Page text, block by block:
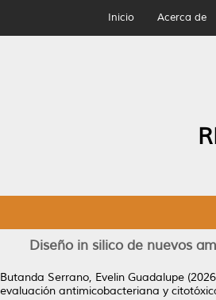
Inicio Acerca de
Diseño in silico de nuevos
Butanda Serrano, Evelin Guadalupe
evaluación antimicobacteriana y